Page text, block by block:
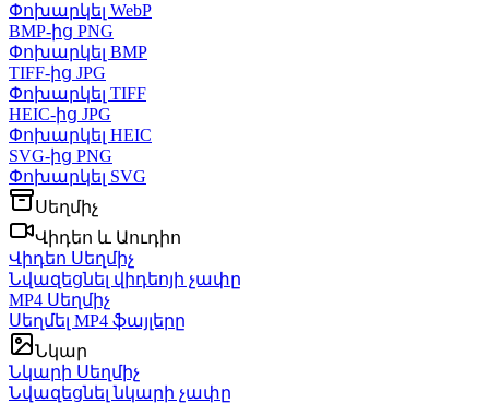
Փոխարկել WebP
BMP-ից PNG
Փոխարկել BMP
TIFF-ից JPG
Փոխարկել TIFF
HEIC-ից JPG
Փոխարկել HEIC
SVG-ից PNG
Փոխարկել SVG
Սեղմիչ
Վիդեո և Աուդիո
Վիդեո Սեղմիչ
Նվազեցնել վիդեոյի չափը
MP4 Սեղմիչ
Սեղմել MP4 ֆայլերը
Նկար
Նկարի Սեղմիչ
Նվազեցնել նկարի չափը